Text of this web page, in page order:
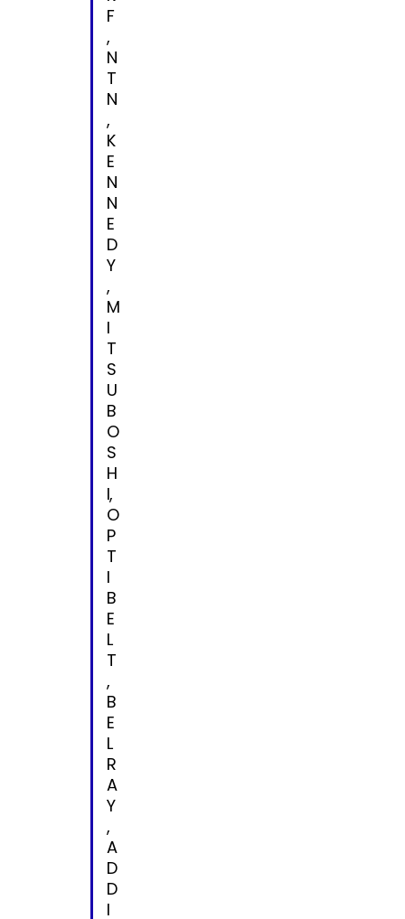
F
,
N
T
N
,
K
E
N
N
E
D
Y
,
M
I
T
S
U
B
O
S
H
I,
O
P
T
I
B
E
L
T
,
B
E
L
R
A
Y
,
A
D
D
I